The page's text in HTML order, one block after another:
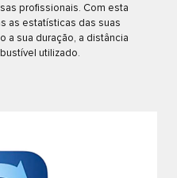
profissionais. Com esta
as estatísticas das suas
a sua duração, a distância
utilizado.